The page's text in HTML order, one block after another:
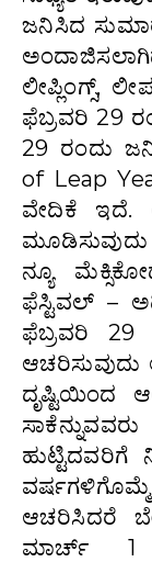
ಜನಿಸಿದ
ಲೀಪ್ಲಿಂಗ್ಸ್,
ಫೆಬ್ರವರಿ 29
29 ರಂದು
of Leap
ವೇದಿಕೆ ಇದೆ.
ನ್ಯೂ
ಫೆಸ್ಟಿವಲ್ –
ಫೆಬ್ರವರಿ 29
ಆಚರಿಸುವುದು
ದೃಷ್ಟಿಯಿಂದ
ಹುಟ್ಟಿದವರಿಗೆ
ಆಚರಿಸಿದರೆ
ಮಾರ್ಚ್ 1